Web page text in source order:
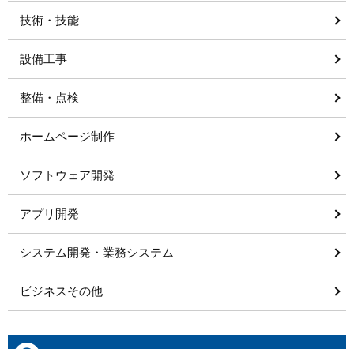
技術・技能
設備工事
整備・点検
ホームページ制作
ソフトウェア開発
アプリ開発
システム開発・業務システム
ビジネスその他